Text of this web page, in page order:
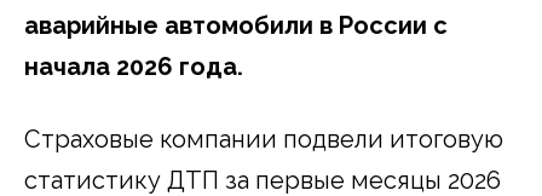
аварийные автомобили в России с
начала 2026 года.
Страховые компании подвели итоговую
статистику ДТП за первые месяцы 2026